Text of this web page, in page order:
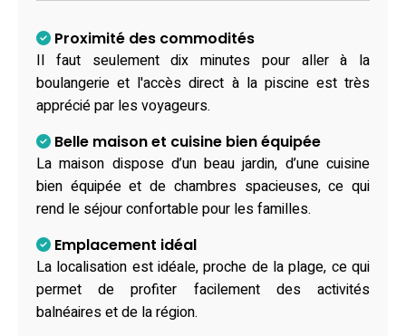
Proximité des commodités
Il faut seulement dix minutes pour aller à la
boulangerie et l'accès direct à la piscine est très
apprécié par les voyageurs.
Belle maison et cuisine bien équipée
La maison dispose d’un beau jardin, d’une cuisine
bien équipée et de chambres spacieuses, ce qui
rend le séjour confortable pour les familles.
Emplacement idéal
La localisation est idéale, proche de la plage, ce qui
permet de profiter facilement des activités
balnéaires et de la région.